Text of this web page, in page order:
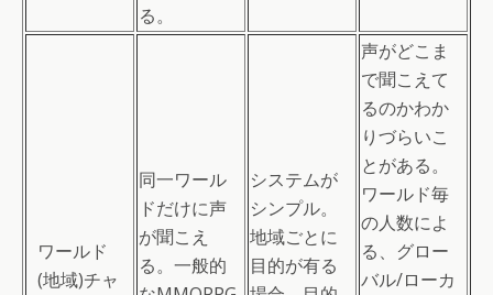
る。
ワールド
(地域)チャ
同一ワール
ドだけに声
が聞こえ
る。一般的
システムが
シンプル。
地域ごとに
目的が有る
声がどこま
で聞こえて
るのかわか
りづらいこ
とがある。
ワールド毎
の人数によ
る、グロー
バル/ローカ